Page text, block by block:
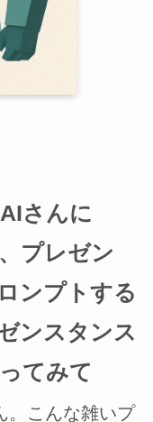
さんに
プレゼン
ンプトする
ンスタンス
てみて
。こんな雑いプ